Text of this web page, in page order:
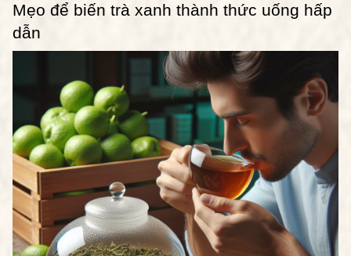
Mẹo để biến trà xanh thành thức uống hấp
dẫn